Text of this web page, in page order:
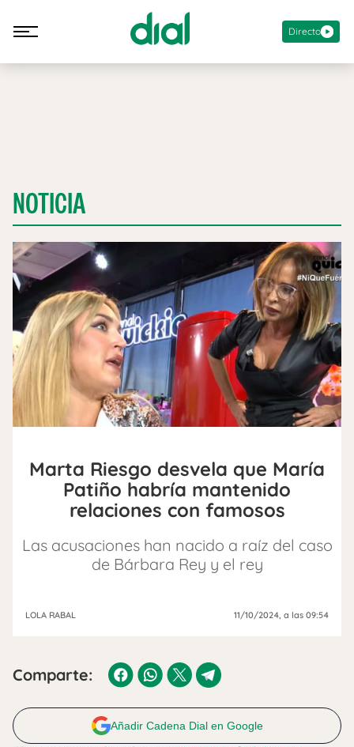
Directo
NOTICIA
Marta Riesgo desvela que María
Patiño habría mantenido
relaciones con famosos
Las acusaciones han nacido a raíz del caso
de Bárbara Rey y el rey
LOLA RABAL 11/10/2024, a las 09:54
Comparte:
Añadir Cadena Dial en Google